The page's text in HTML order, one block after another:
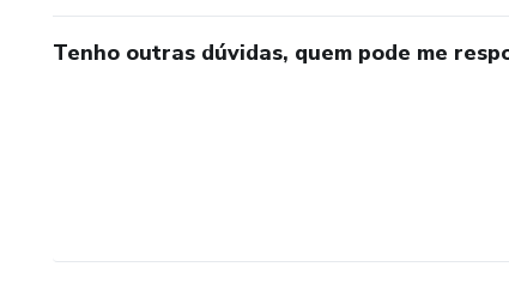
Tenho outras dúvidas, quem pode me